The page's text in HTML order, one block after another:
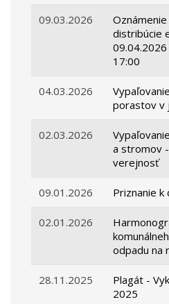
09.03.2026
distribúcie
17:00
04.03.2026
porastov v
02.03.2026
a stromov
verejnosť
09.01.2026 Priznanie k
02.01.2026
odpadu na
28.11.2025
Plagát -
2025